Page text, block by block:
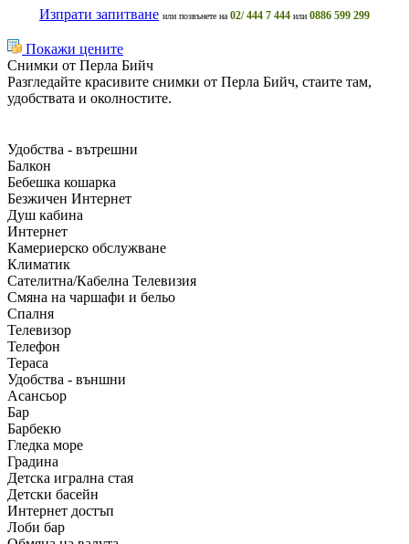
Изпрати запитване или позвънете на 02/ 444 7 444 или 0886 599 299
Покажи цените
Снимки от Перла Бийч
Разгледайте красивите снимки от Перла Бийч, стаите там,
удобствата и околностите.
Удобства - вътрешни
Балкон
Бебешка кошарка
Безжичен Интернет
Душ кабина
Интернет
Камериерско обслужване
Климатик
Сателитна/Кабелна Телевизия
Смяна на чаршафи и бельо
Спалня
Телевизор
Телефон
Тераса
Удобства - външни
Асансьор
Бар
Барбекю
Гледка море
Градина
Детска игрална стая
Детски басейн
Интернет достъп
Лоби бар